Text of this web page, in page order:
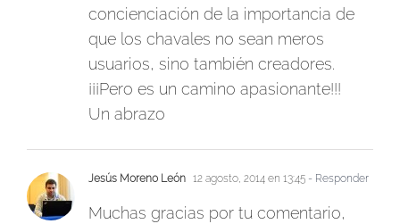
concienciación de la importancia de
que los chavales no sean meros
usuarios, sino también creadores.
¡¡¡Pero es un camino apasionante!!!
Un abrazo
Jesús Moreno León 12 agosto, 2014 en 13:45 - Responder
Muchas gracias por tu comentario,